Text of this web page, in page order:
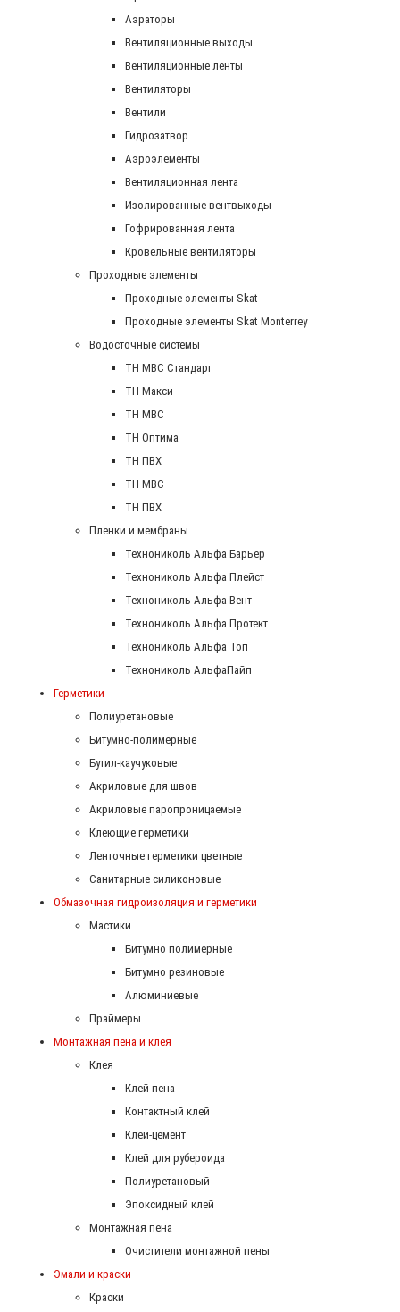
Аэраторы
Вентиляционные выходы
Вентиляционные ленты
Вентиляторы
Вентили
Гидрозатвор
Аэроэлементы
Вентиляционная лента
Изолированные вентвыходы
Гофрированная лента
Кровельные вентиляторы
Проходные элементы
Проходные элементы Skat
Проходные элементы Skat Monterrey
Водосточные системы
TH MBC Стандарт
TH Макси
TH МВС
TH Оптима
TH ПВХ
ТН МВС
ТН ПВХ
Пленки и мембраны
Технониколь Альфа Барьер
Технониколь Альфа Плейст
Технониколь Альфа Вент
Технониколь Альфа Протект
Технониколь Альфа Топ
Технониколь АльфаПайп
Герметики
Полиуретановые
Битумно-полимерные
Бутил-каучуковые
Акриловые для швов
Акриловые паропроницаемые
Клеющие герметики
Ленточные герметики цветные
Санитарные силиконовые
Обмазочная гидроизоляция и герметики
Мастики
Битумно полимерные
Битумно резиновые
Алюминиевые
Праймеры
Монтажная пена и клея
Клея
Клей-пена
Контактный клей
Клей-цемент
Клей для рубероида
Полиуретановый
Эпоксидный клей
Монтажная пена
Очистители монтажной пены
Эмали и краски
Краски